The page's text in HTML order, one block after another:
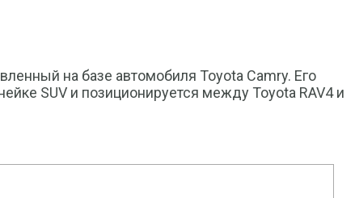
на базе автомобиля Toyota Camry. Его
SUV и позиционируется между Toyota RAV4 и